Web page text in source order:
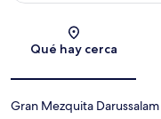
Qué hay cerca
Gran Mezquita Darussalam